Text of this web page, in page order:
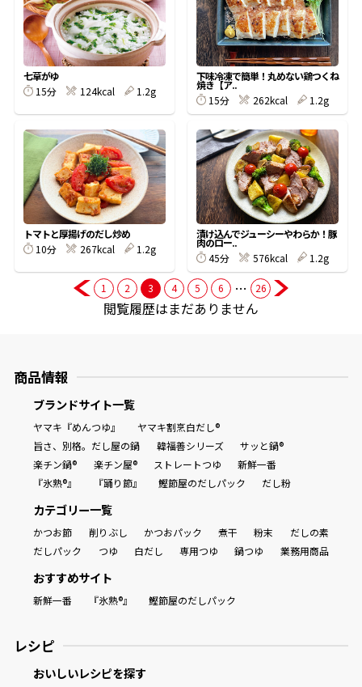
商品情報一覧
おすすめサイト
新鮮一番
氷熟®︎
だしパック
七草がゆ
15分
124kcal 1.2g
下味冷凍で簡単！丸めない鶏つくね
焼き【ア..
15分
262kcal 1.2g
トマトと厚揚げのだし炒め
10分
267kcal 1.2g
漬け込んでジューシーやわらか！豚
肉のロー..
45分
576kcal 1.2g
1 2 3 4 5 6 … 26
閲覧履歴はまだありません
商品情報
ブランドサイト一覧
ヤマキ『めんつゆ』
ヤマキ割烹白だし®
旨さ、別格。だし屋の鍋
韓福善シリーズ
サッと鍋®
楽チン鍋®
楽チン屋® ストレートつゆ
新鮮一番
『氷熟®』
『踊り節』 鰹節屋のだしパック だし粉
カテゴリー一覧
かつお節 削りぶし かつおパック 煮干 粉末
だしの素
だしパック
つゆ 白だし 専用つゆ 鍋つゆ 業務用商品
おすすめサイト
新鮮一番 『氷熟®』 鰹節屋のだしパック
レシピ
おいしいレシピを探す